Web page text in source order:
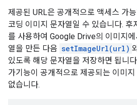
제공된 URL은 공개적으로 액세스 가
코딩 이미지 문자열일 수 있습니다. 후
를 사용하여 Google Drive의 이미지
열을 만든 다음 setImageUrl(url)
있도록 해당 문자열을 저장하면 됩니
가기능이 공개적으로 제공되는 이미
없습니다.